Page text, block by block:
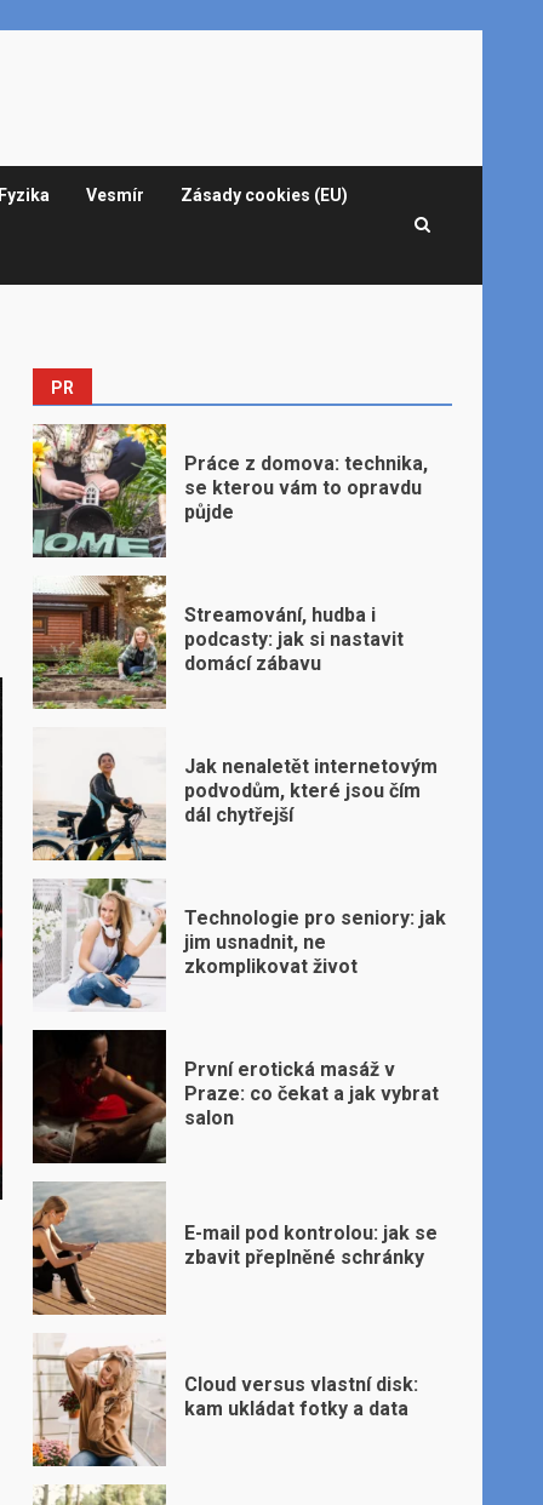
Fyzika Vesmír Zásady cookies (EU)
PR
Práce z domova: technika,
se kterou vám to opravdu
půjde
Streamování, hudba i
podcasty: jak si nastavit
domácí zábavu
Jak nenaletět internetovým
podvodům, které jsou čím
dál chytřejší
Technologie pro seniory: jak
jim usnadnit, ne
zkomplikovat život
První erotická masáž v
Praze: co čekat a jak vybrat
salon
E-mail pod kontrolou: jak se
zbavit přeplněné schránky
Cloud versus vlastní disk:
kam ukládat fotky a data